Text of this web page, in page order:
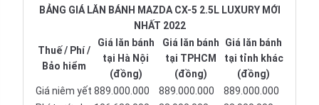
BẢNG GIÁ LĂN BÁNH MAZDA CX-5 2.5L LUXURY MỚI
NHẤT 2022
Thuế / Phí /
Bảo hiểm
Giá lăn bánh
tại Hà Nội
(đồng)
Giá lăn bánh
tại TPHCM
(đồng)
Giá lăn bánh
tại tỉnh khác
(đồng)
Giá niêm yết 889.000.000 889.000.000
889.000.000